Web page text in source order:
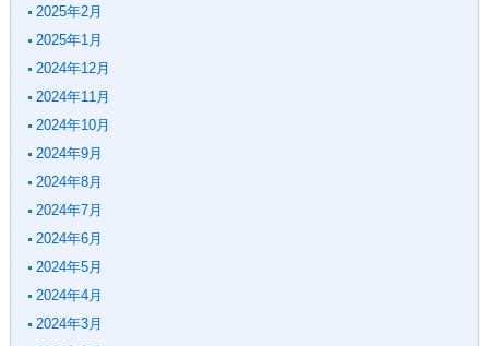
2025年2月
2025年1月
2024年12月
2024年11月
2024年10月
2024年9月
2024年8月
2024年7月
2024年6月
2024年5月
2024年4月
2024年3月